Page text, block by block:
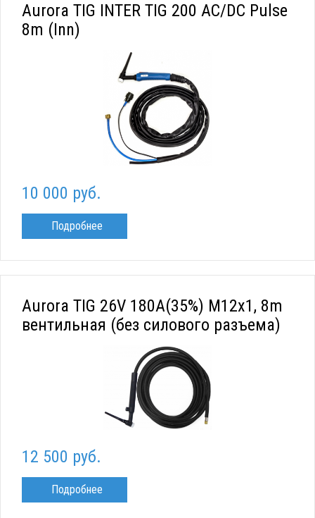
Aurora TIG INTER TIG 200 AC/DC Pulse
8m (Inn)
10 000 руб.
Подробнее
Aurora TIG 26V 180A(35%) M12x1, 8m
вентильная (без силового разъема)
12 500 руб.
Подробнее